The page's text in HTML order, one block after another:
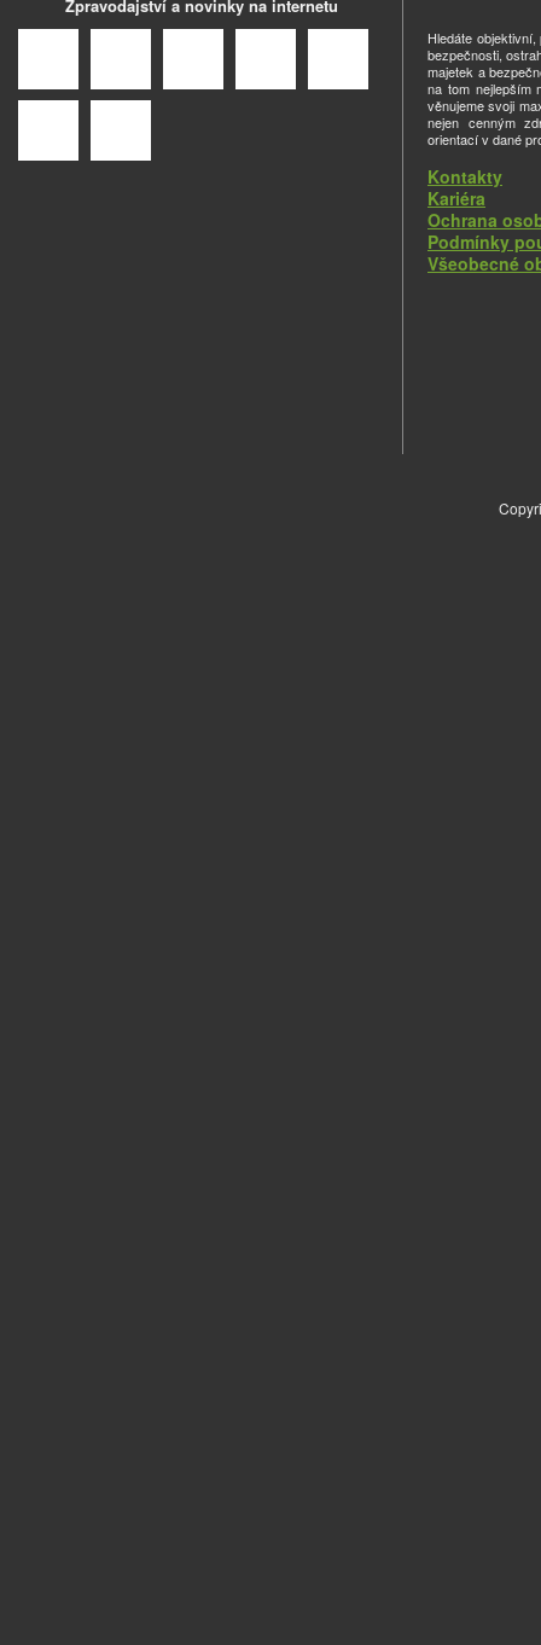
Zpravodajství a novinky na internetu
Hledáte
bezpečnosti,
majetek a
na tom nejlepším
věnujeme svoji
nejen cenným
orientací v dané
Kontakty
Kariéra
Ochrana
Podmínky
Všeobecné